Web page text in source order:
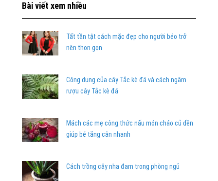
Bài viết xem nhiều
Tất tần tật cách mặc đẹp cho người béo trở
nên thon gọn
Công dụng của cây Tắc kè đá và cách ngâm
rượu cây Tắc kè đá
Mách các mẹ công thức nấu món cháo củ dền
giúp bé tăng cân nhanh
Cách trồng cây nha đam trong phòng ngủ